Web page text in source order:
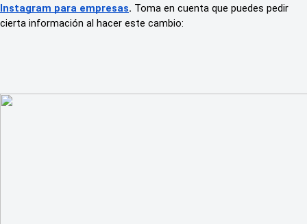
Instagram para empresas. Toma en cuenta que puedes pedir
cierta información al hacer este cambio: